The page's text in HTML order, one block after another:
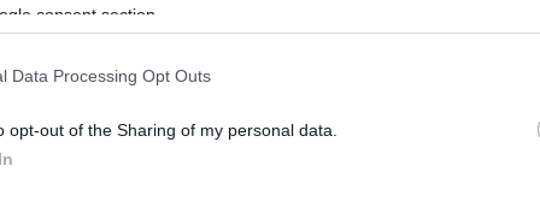
consent section.
Data Processing Opt Outs
opt-out of the Sharing of my personal data.
σοβαρή κατάσταση", που χρειάζεται
της ΕΕ με 5,4 εκατομμύρια κατοίκους,
μέσο όρο 24,09 θανάτους ανά 100.000